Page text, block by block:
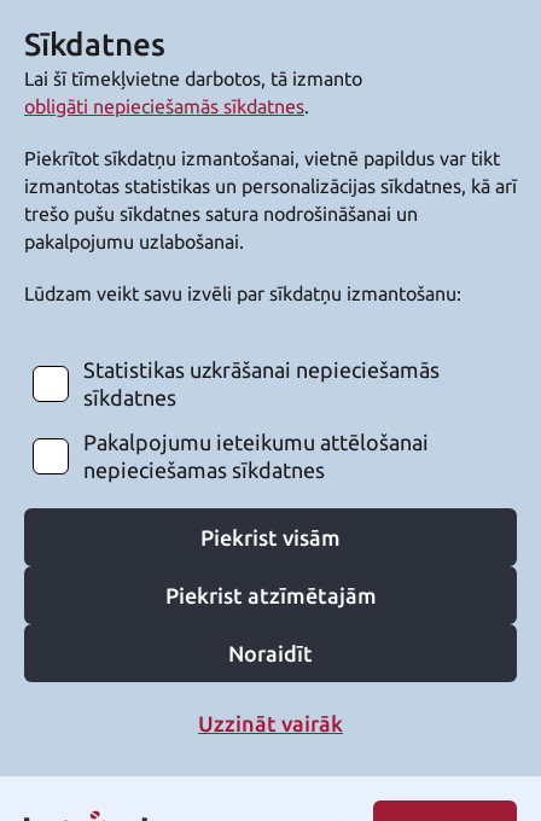
Sīkdatnes
Lai šī tīmekļvietne darbotos, tā izmanto
obligāti nepieciešamās sīkdatnes.
Piekrītot sīkdatņu izmantošanai, vietnē papildus var tikt
izmantotas statistikas un personalizācijas sīkdatnes, kā arī
trešo pušu sīkdatnes satura nodrošināšanai un
pakalpojumu uzlabošanai.
Lūdzam veikt savu izvēli par sīkdatņu izmantošanu:
Statistikas uzkrāšanai nepieciešamās
sīkdatnes
Pakalpojumu ieteikumu attēlošanai
nepieciešamas sīkdatnes
Piekrist visām
Piekrist atzīmētajām
Noraidīt
Uzzināt vairāk